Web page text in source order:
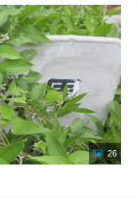
26